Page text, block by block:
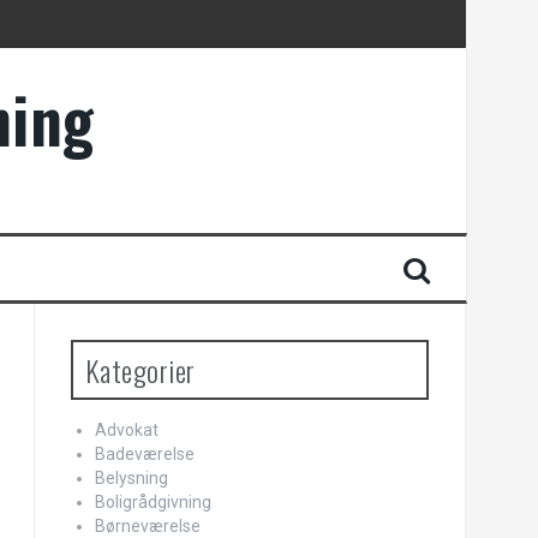
Kategorier
Advokat
Badeværelse
Belysning
Boligrådgivning
Børneværelse